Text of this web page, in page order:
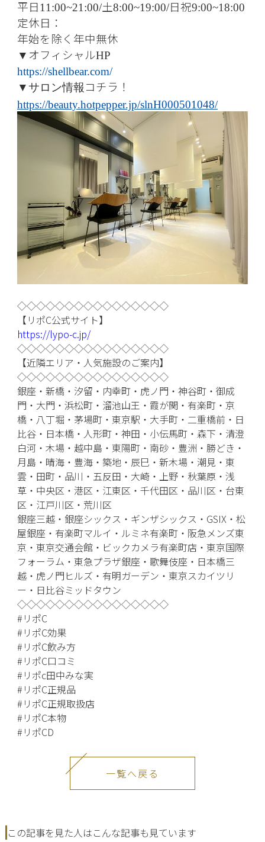
平日11:00~21:00/土8:00~19:00/日祝9:00~18:00
定休日：
年始を除く年中無休
▼ オフィシャルHP
https://shellbear.com/
▼サロン情報 コチラ！
https://beauty.hotpepper.jp/slnH000501048/
◇◇◇◇◇◇◇◇◇◇◇◇◇◇◇◇
【リポC公式サイト】
https://lypo-c.jp/
◇◇◇◇◇◇◇◇◇◇◇◇◇◇◇◇
【近隣エリア・人気施設のご案内】
◇◇◇◇◇◇◇◇◇◇◇◇◇◇◇◇
銀座・新橋・汐留・内幸町・虎ノ門・神谷町・御成
門・大門・浜松町・溜池山王・霞が関・有楽町・京
橋・八丁堀・茅場町・東京駅・大手町・二重橋前・日
比谷・日本橋・人形町・神田・小伝馬町・森下・清澄
白河・木場・越中島・東陽町・南砂・豊洲・勝どき・
月島・晴海・豊海・築地・辰巳・新木場・潮見・東
雲・田町・品川・五反田・大崎・上野・秋葉原・浅
草・中央区・港区・江東区・千代田区・品川区・台東
区・江戸川区・荒川区
銀座三越・銀座シックス・ギンザシックス・GSIX・松
屋銀座・有楽町マルイ・ルミネ有楽町・阪急メンズ東
京・東京交通会館・ビックカメラ有楽町店・東京国際
フォーラム・東急プラザ銀座・歌舞伎座・日本橋三
越・虎ノ門ヒルズ・有明ガーデン・東京スカイツリ
ー・日比谷ミッドタウン
◇◇◇◇◇◇◇◇◇◇◇◇◇◇◇◇
#リポC
#リポC効果
#リポC飲み方
#リポC口コミ
#リポc田中みな実
#リポC正規品
#リポC正規取扱店
#リポC本物
#リポCD
一覧へ戻る
この記事を見た人はこんな記事も見ています